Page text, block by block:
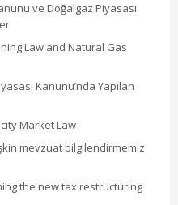
ve Doğalgaz Piyasası
Law and Natural Gas
Kanunu’nda Yapılan
Market Law
mevzuat bilgilendirmemiz
the new tax restructuring